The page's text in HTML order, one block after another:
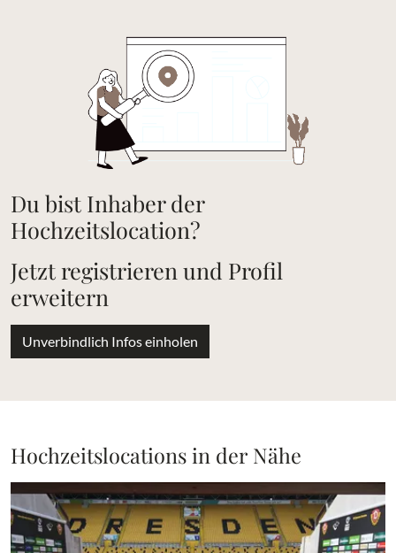
Du bist Inhaber der
Hochzeitslocation?
Jetzt registrieren und Profil
erweitern
Unverbindlich Infos einholen
Hochzeitslocations in der Nähe